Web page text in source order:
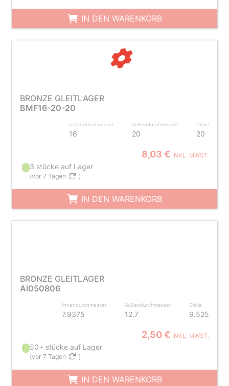
IN DEN WARENKORB
BRONZE GLEITLAGER
BMF16-20-20
Innendurchmesser
16
Außendurchmesser
20
Dicke
20
8,03 € INKL. MWST.
3 stücke auf Lager
(vor 7 Tagen )
IN DEN WARENKORB
BRONZE GLEITLAGER
AI050806
Innendurchmesser
7.9375
Außendurchmesser
12.7
Dicke
9.525
2,50 € INKL. MWST.
50+ stücke auf Lager
(vor 7 Tagen )
IN DEN WARENKORB